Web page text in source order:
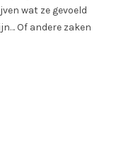
wat ze gevoeld
Of andere zaken